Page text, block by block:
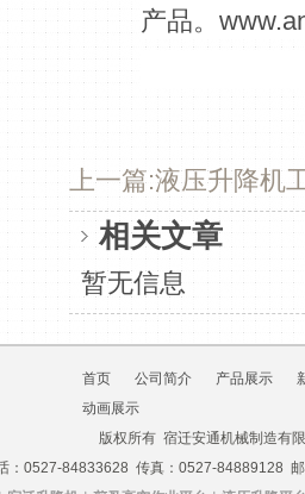
产品。
上一篇:液压升降机
相关文章
暂无信息
首页 公司简介 产品展示
动画展示
版权所有 宿迁安通机械制造有
：0527-84833628 传真：0527-84889128